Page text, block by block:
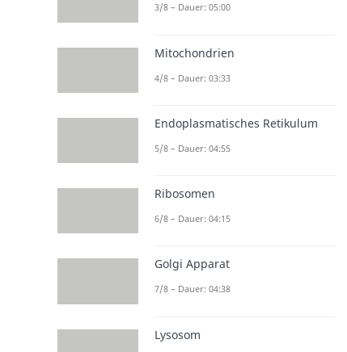
3/8 – Dauer: 05:00
Mitochondrien
4/8 – Dauer: 03:33
Endoplasmatisches Retikulum
5/8 – Dauer: 04:55
Ribosomen
6/8 – Dauer: 04:15
Golgi Apparat
7/8 – Dauer: 04:38
Lysosom